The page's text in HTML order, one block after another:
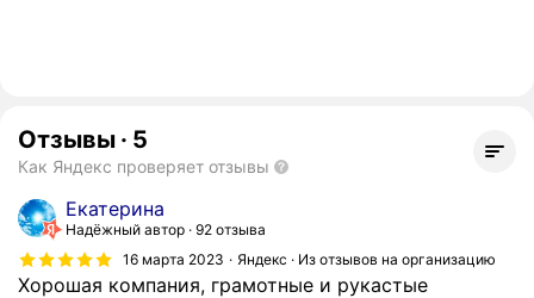
Отзывы · 5
Как Яндекс проверяет отзывы
Екатерина
Надёжный автор 92 отзыва
16 марта 2023
Яндекс · Из отзывов на организацию
Хорошая компания, грамотные и рукастые